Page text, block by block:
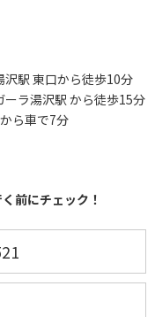
駅 東口から徒歩10分
ラ湯沢駅 から徒歩15分
ら車で7分
前にチェック！